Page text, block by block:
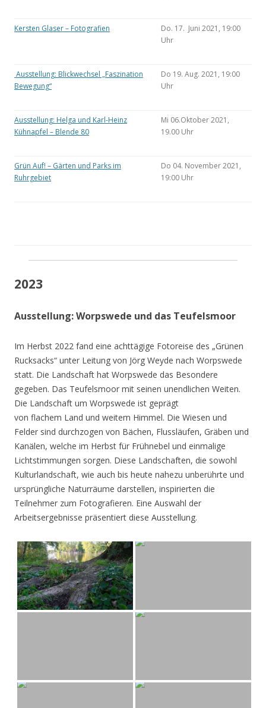
Kersten Glaser – Fotografien
Do. 17. Juni 2021, 19:00
Uhr
Ausstellung: Blickwechsel „Faszination
Bewegung“
Do 19. Aug. 2021, 19:00
Uhr
Ausstellung: Helga und Karl-Heinz
Kühnapfel – Blende 80
Mi 06.Oktober 2021,
19.00 Uhr
Grün Auf! – Gärten und Parks im
Ruhrgebiet
Do 04. November 2021,
19:00 Uhr
2023
Ausstellung: Worpswede und das Teufelsmoor
Im Herbst 2022 fand eine achttägige Fotoreise des „Grünen
Rucksacks“ unter Leitung von Jörg Weyde nach Worpswede
statt. Die Landschaft hat Worpswede das Besondere
gegeben. Das Teufelsmoor mit seinen unendlichen Weiten.
Die Landschaft um Worpswede ist geprägt
von flachem Land und weitem Himmel. Die Wiesen und
Felder sind durchzogen von Bächen, Flussläufen, Gräben und
Kanälen, welche im Herbst für Frühnebel und einmalige
Lichtstimmungen sorgen. Diese Landschaften, die sowohl
Kulturlandschaft, wie auch bis heute nahezu unberührte und
ursprüngliche Naturräume darstellen, inspirierten die
Teilnehmer zum Fotografieren. Eine Auswahl der
Arbeitsergebnisse präsentiert diese Ausstellung.